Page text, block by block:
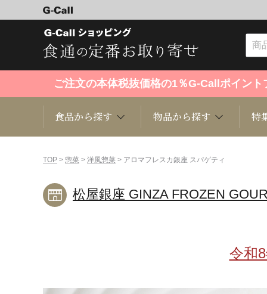
ご注文の本体税抜価格の1％G-Callポイン
食品から探す
くだもの お米
物品から探す
趣味・雑貨 芸能・
特
TOP > 惣菜 > 洋風惣菜 > アロマフレスカ銀座 スパゲティ
松屋銀座 GINZA FROZEN
令和